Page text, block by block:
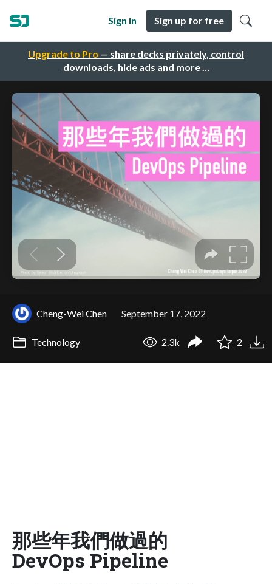
Upgrade to Pro — share decks privately, control
downloads, hide ads and more …
Sign in Sign up for free
Cheng-Wei Chen September 17, 2022
Technology 2.3k 2
那些年我們做過的
DevOps Pipeline